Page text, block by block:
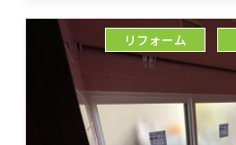
リフォーム